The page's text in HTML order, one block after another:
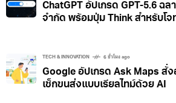
ChatGPT อัปเกรด GPT-5.6 ฉ
จำกัด พร้อมปุ่ม Think สำหรับโจ
TECH & INNOVATION 6 ชั่วโมง ago
Google อัปเกรด Ask Maps สั่ง
เช็กขนส่งแบบเรียลไทม์ด้วย AI